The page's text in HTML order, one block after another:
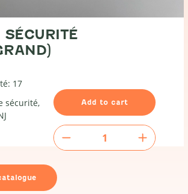
17
sécurité
Add to cart
Gilet
de
sécurité
(groß/grand)
quantity